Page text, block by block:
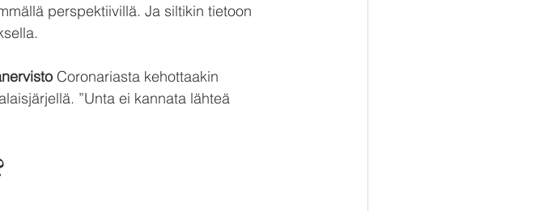
perspektiivillä. Ja siltikin tietoon
Coronariasta kehottaakin
”Unta ei kannata lähteä